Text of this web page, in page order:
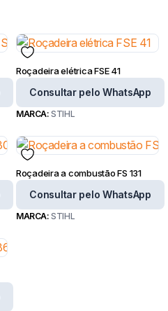
Roçadeira elétrica FSE 41
Consultar pelo WhatsApp
MARCA:STIHL
Roçadeira a combustão FS 131
Consultar pelo WhatsApp
MARCA:STIHL